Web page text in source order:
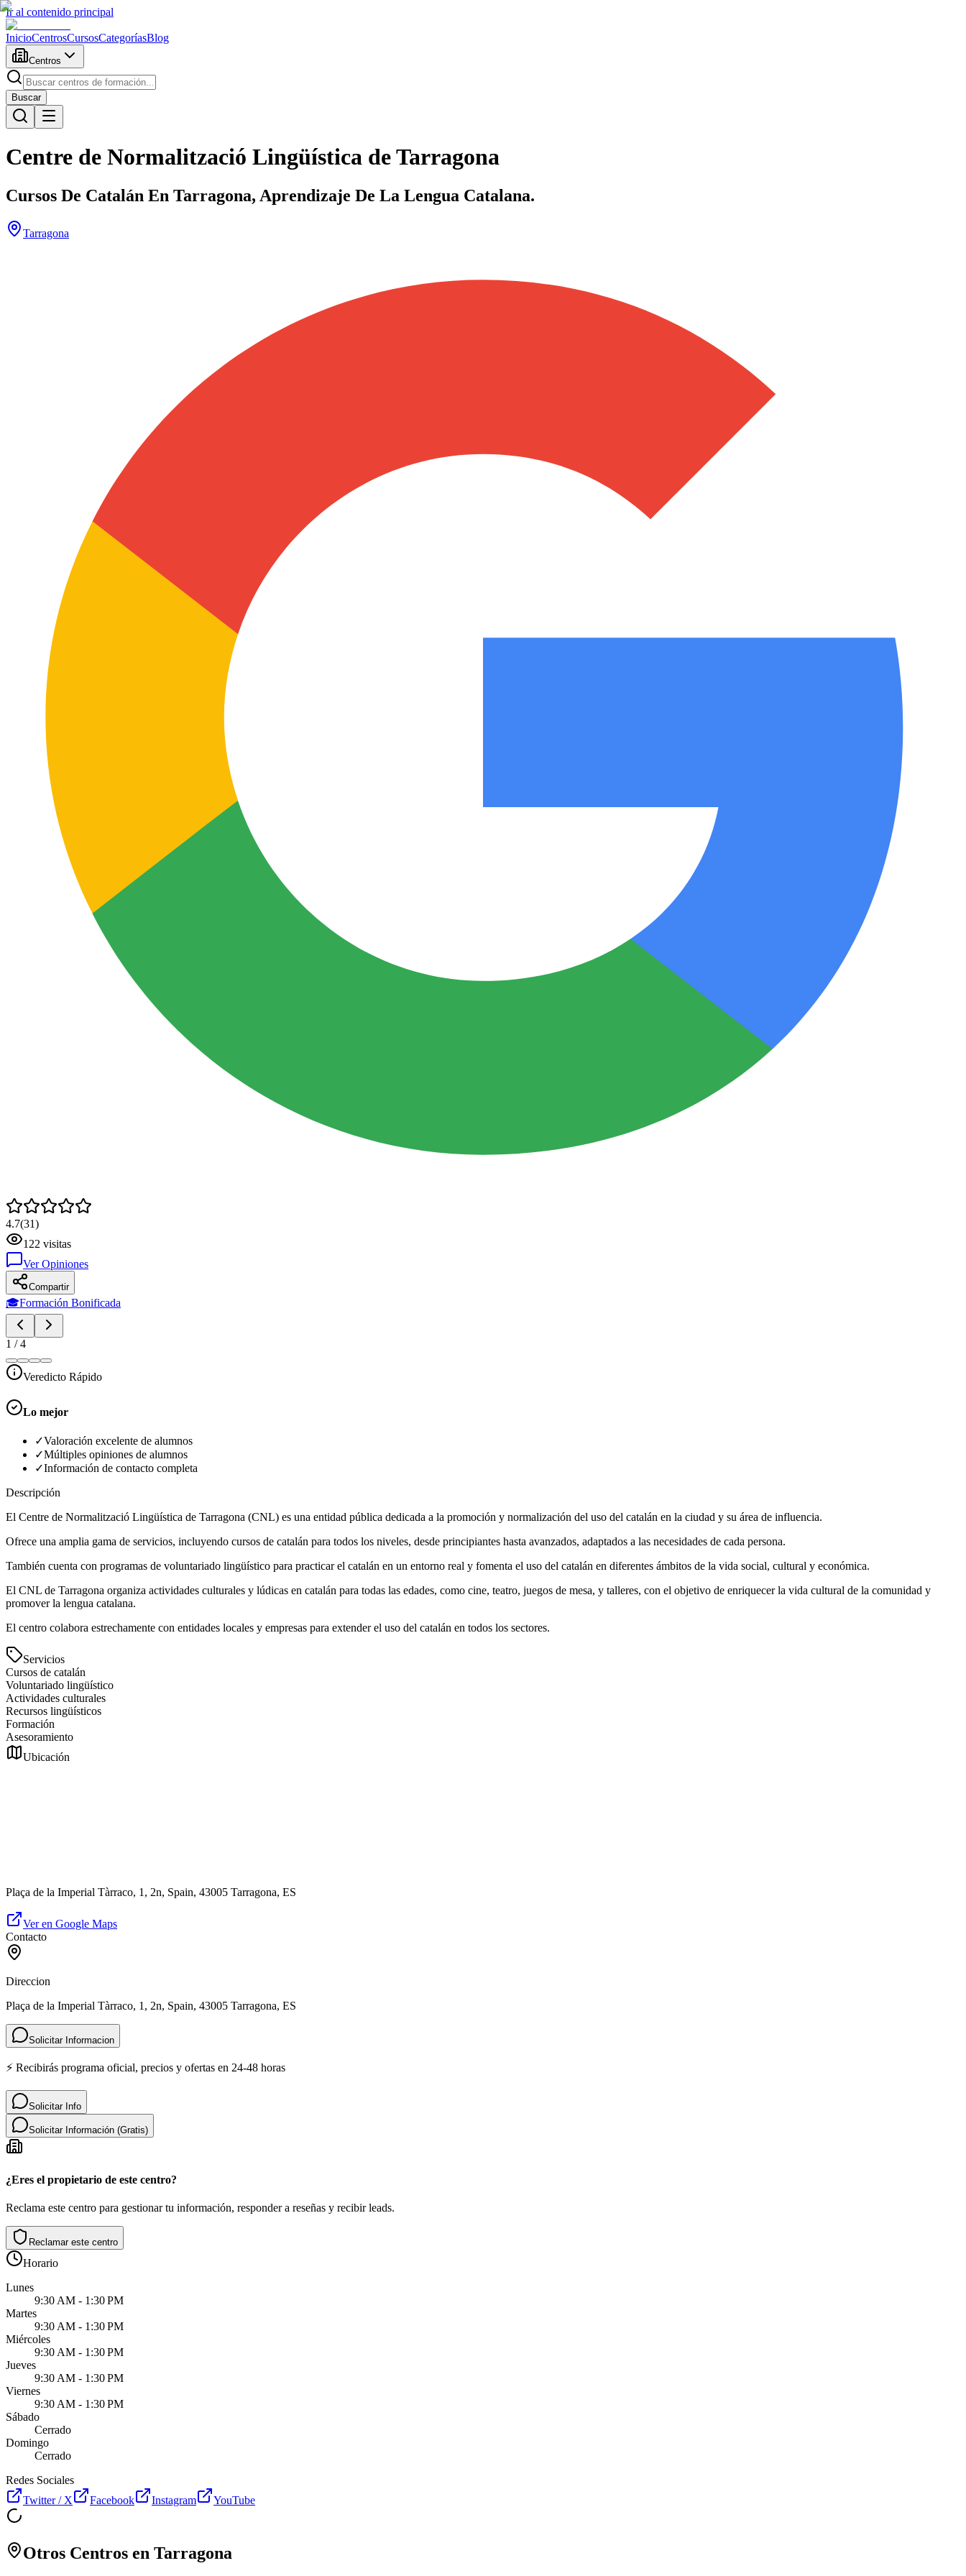
Ir al contenido principal
InicioCentrosCursosCategoríasBlog
Centros
Buscar
Centre de Normalització Lingüística de Tarragona
Cursos De Catalán En Tarragona, Aprendizaje De La Lengua Catalana.
Tarragona
4.7(31)
122 visitas
Ver Opiniones
Compartir
🎓Formación Bonificada
1 /4
Veredicto Rápido
Lo mejor
✓Valoración excelente de alumnos
✓Múltiples opiniones de alumnos
✓Información de contacto completa
Descripción
El Centre de Normalització Lingüística de Tarragona (CNL) es una entidad pública dedicada a la promoción y normalización del uso del catalán en la ciudad y su área de influencia.
Ofrece una amplia gama de servicios, incluyendo cursos de catalán para todos los niveles, desde principiantes hasta avanzados, adaptados a las necesidades de cada persona.
También cuenta con programas de voluntariado lingüístico para practicar el catalán en un entorno real y fomenta el uso del catalán en diferentes ámbitos de la vida social, cultural y económica.
El CNL de Tarragona organiza actividades culturales y lúdicas en catalán para todas las edades, como cine, teatro, juegos de mesa, y talleres, con el objetivo de enriquecer la vida cultural de la comunidad y
promover la lengua catalana.
El centro colabora estrechamente con entidades locales y empresas para extender el uso del catalán en todos los sectores.
Servicios
Cursos de catalán
Voluntariado lingüístico
Actividades culturales
Recursos lingüísticos
Formación
Asesoramiento
Ubicación
Plaça de la Imperial Tàrraco, 1, 2n, Spain, 43005 Tarragona, ES
Ver en Google Maps
Contacto
Direccion
Plaça de la Imperial Tàrraco, 1, 2n, Spain, 43005 Tarragona, ES
Solicitar Informacion
⚡ Recibirás programa oficial, precios y ofertas en 24-48 horas
Solicitar Info
Solicitar Información (Gratis)
¿Eres el propietario de este centro?
Reclama este centro para gestionar tu información, responder a reseñas y recibir leads.
Reclamar este centro
Horario
Lunes
9:30 AM - 1:30 PM
Martes
9:30 AM - 1:30 PM
Miércoles
9:30 AM - 1:30 PM
Jueves
9:30 AM - 1:30 PM
Viernes
9:30 AM - 1:30 PM
Sábado
Cerrado
Domingo
Cerrado
Redes Sociales
Twitter / X
Facebook Instagram YouTube
Otros Centros en Tarragona